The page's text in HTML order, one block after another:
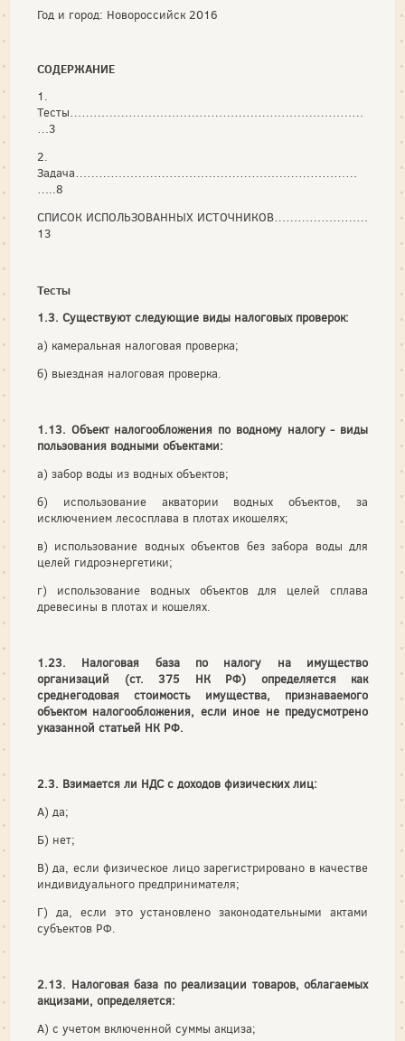
Год и город: Новороссийск 2016
СОДЕРЖАНИЕ
1.
Тесты…………………………………………………………………
…3
2.
Задача………………………………………………………………
…..8
СПИСОК ИСПОЛЬЗОВАННЫХ ИСТОЧНИКОВ……………………
13
Тесты
1.3. Существуют следующие виды налоговых проверок:
а) камеральная налоговая проверка;
б) выездная налоговая проверка.
1.13. Объект налогообложения по водному налогу - виды
пользования водными объектами:
а) забор воды из водных объектов;
б) использование акватории водных объектов, за
исключением лесосплава в плотах икошелях;
в) использование водных объектов без забора воды для
целей гидроэнергетики;
г) использование водных объектов для целей сплава
древесины в плотах и кошелях.
1.23. Налоговая база по налогу на имущество
организаций (ст. 375 НК РФ) определяется как
среднегодовая стоимость имущества, признаваемого
объектом налогообложения, если иное не предусмотрено
указанной статьей НК РФ.
2.3. Взимается ли НДС с доходов физических лиц:
А) да;
Б) нет;
В) да, если физическое лицо зарегистрировано в качестве
индивидуального предпринимателя;
Г) да, если это установлено законодательными актами
субъектов РФ.
2.13. Налоговая база по реализации товаров, облагаемых
акцизами, определяется:
А) с учетом включенной суммы акциза;